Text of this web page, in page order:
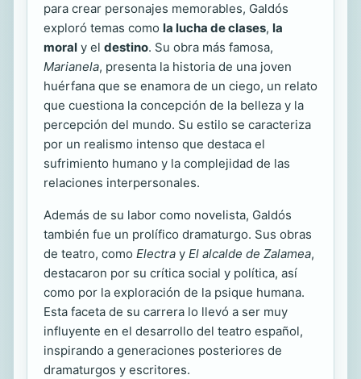
para crear personajes memorables, Galdós
exploró temas como la lucha de clases, la
moral y el destino. Su obra más famosa,
Marianela, presenta la historia de una joven
huérfana que se enamora de un ciego, un relato
que cuestiona la concepción de la belleza y la
percepción del mundo. Su estilo se caracteriza
por un realismo intenso que destaca el
sufrimiento humano y la complejidad de las
relaciones interpersonales.
Además de su labor como novelista, Galdós
también fue un prolífico dramaturgo. Sus obras
de teatro, como Electra y El alcalde de Zalamea,
destacaron por su crítica social y política, así
como por la exploración de la psique humana.
Esta faceta de su carrera lo llevó a ser muy
influyente en el desarrollo del teatro español,
inspirando a generaciones posteriores de
dramaturgos y escritores.